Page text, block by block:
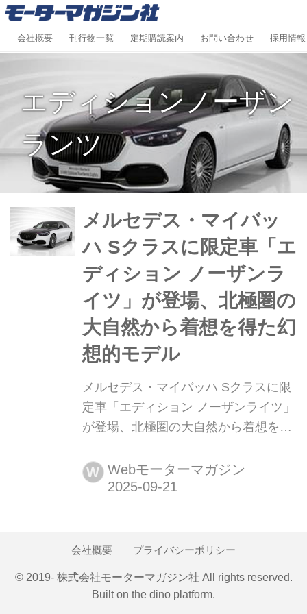
会社概要 刊行物一覧 定期購読案内 お問い合わせ 採用情報
エディションノーザン
ランツ
メルセデス・マイバッ
ハ Sクラスに限定車「エ
ディション ノーザンラ
イツ」が登場、北極圏の
大自然から着想を得た幻
想的モデル
メルセデス・マイバッハ Sクラスに限
定車「エディション ノーザンライツ」
が登場、北極圏の大自然から着想を得
セデス・ベンツ日本はメルセデス・マ
イバッハ Sクラスの特別仕様車「メル
Lights)」(限定5台)を設定し、全国のメ
ークで...
W Webモーターマガジン
会社概要 プライバシーポリシー
© 2019- 株式会社モーターマガジン社 All rights reserved.
Built on the dino platform.